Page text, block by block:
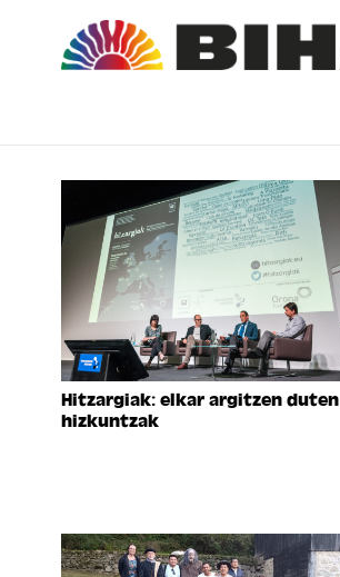
Hitzargiak: elkar argitzen duten
hizkuntzak